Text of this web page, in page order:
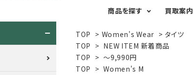
商品を探す
カテゴリーで選ぶ
買取案内
TOP > Women's Wear > タイツ
TOP > NEW ITEM 新着商品
TOP > ～9,990円
TOP > Women's M